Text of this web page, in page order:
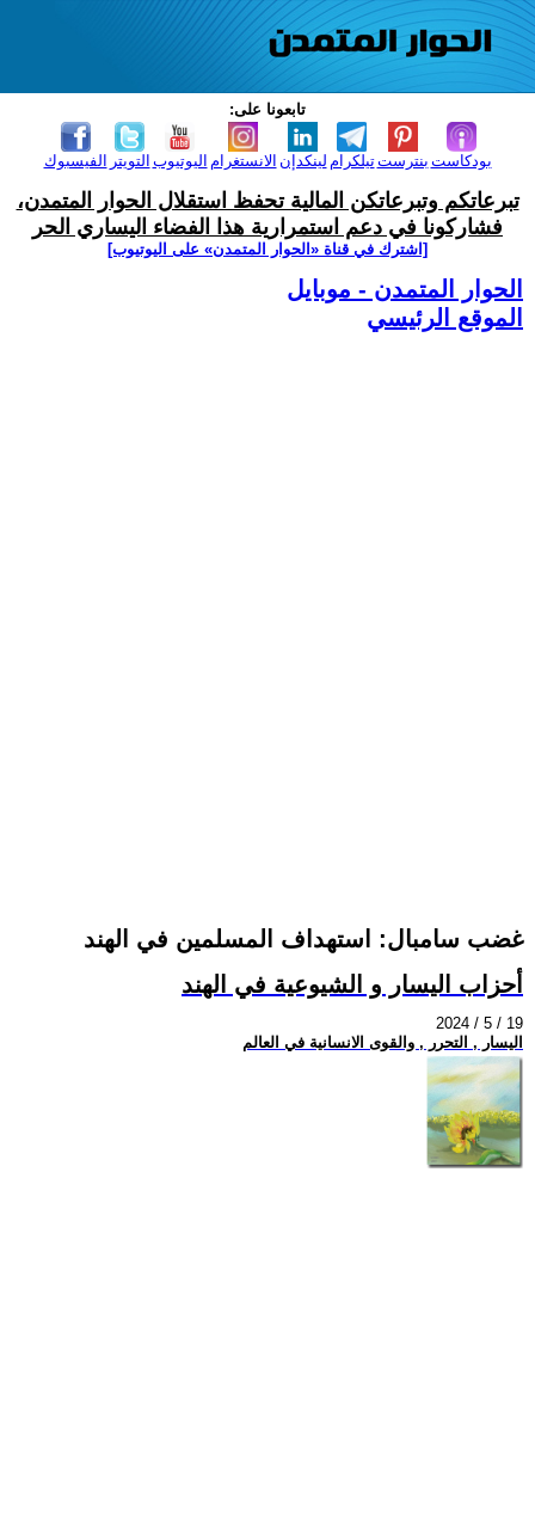
تابعونا على:
الفيسبوك التويتر اليوتيوب الانستغرام لينكدإن تيلكرامبنترست بودكاست
تبرعاتكم وتبرعاتكن المالية تحفظ استقلال الحوار المتمدن،
فشاركونا في دعم استمرارية هذا الفضاء اليساري الحر
[اشترك في قناة ‫«الحوار المتمدن» على اليوتيوب]
الحوار المتمدن - موبايل
الموقع الرئيسي
غضب سامبال: استهداف المسلمين في الهند
أحزاب اليسار و الشيوعية في الهند
2024 / 5 / 19
اليسار , التحرر , والقوى الانسانية في العالم